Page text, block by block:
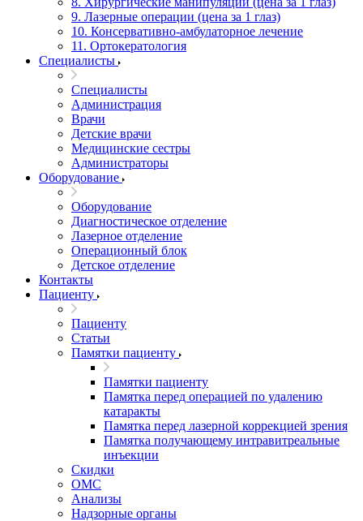
9. Лазерные операции (цена за 1 глаз)
10. Консервативно-амбулаторное лечение
11. Ортокератология
Специалисты
Специалисты
Администрация
Врачи
Детские врачи
Медицинские сестры
Администраторы
Оборудование
Оборудование
Диагностическое отделение
Лазерное отделение
Операционный блок
Детское отделение
Контакты
Пациенту
Пациенту
Статьи
Памятки пациенту
Памятки пациенту
Памятка перед операцией по удалению
катаракты
Памятка перед лазерной коррекцией зрения
Памятка получающему интравитреальные
инъекции
Скидки
ОМС
Анализы
Надзорные органы